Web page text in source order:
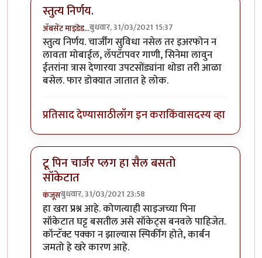
स्तुत्य निर्णय.
ॲबसेंट माइंडेड…बुधवार, 31/03/2021 15:37
In reply toमहत्वाचा निर्णय विचाराधीनbyहेमंतकुमार
स्तुत्य निर्णय. चार्जींग सुविधा नसेल तर इअरफोन न
लावता मोबाईल, लॅपटॅापवर गाणी, सिनेमा लावुन
ईतरांना त्रास देणारया उपटसोंड्यांना थोडा तरी आळा
बसेल. फार डोक्यात जातात हे लोक.
प्रतिसाद देण्यासाठीलॉग इन कराकिंवासदस्य व्हा
टू पिन चार्जर प्लग हा सैल बसतो
सॉकेटात
कंजूसबुधवार, 31/03/2021 23:58
In reply toमहत्वाचा निर्णय विचाराधीनby
हा खरा प्रश्न आहे. कोणत्याही साइजच्या पिना
सॉकेटात घट्ट बसतील असे सॉकेट्स बनवले पाहिजेत.
कॉन्टॅक्ट पक्का न झाल्यास स्पिर्कींग होते, कार्बन
जमतो हे खरे कारण आहे.